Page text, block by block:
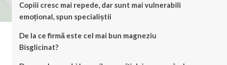
Copiii cresc mai repede, dar sunt mai vulnerabili
emoțional, spun specialiștii
De la ce firmă este cel mai bun magneziu
Bisglicinat?